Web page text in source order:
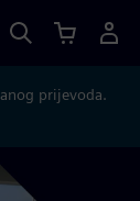
prijevoda.